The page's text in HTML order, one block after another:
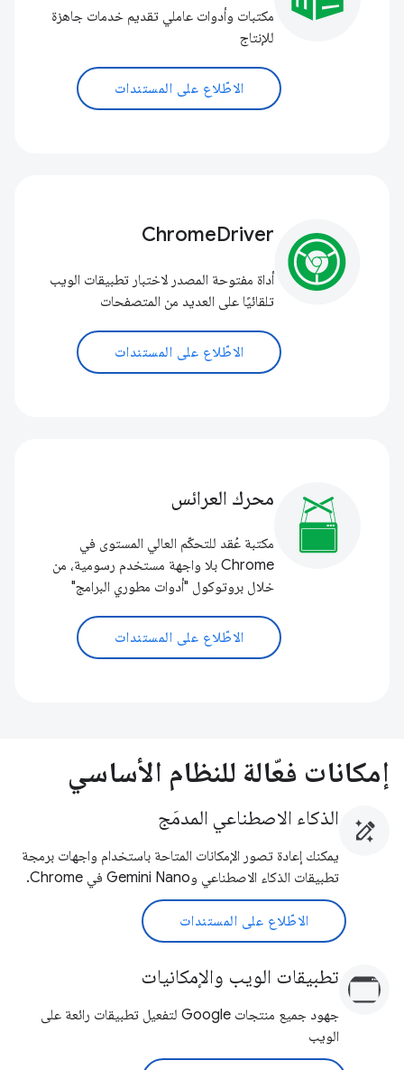
مكتبات وأدوات عاملي تقديم خدمات جاهزة
للإنتاج
الاطّلاع على المستندات
ChromeDriver
أداة مفتوحة المصدر لاختبار تطبيقات الويب
تلقائيًا على العديد من المتصفحات
الاطّلاع على المستندات
محرك العرائس
مكتبة عُقد للتحكّم العالي المستوى في
Chrome بلا واجهة مستخدم رسومية، من
خلال بروتوكول "أدوات مطوري البرامج"
الاطّلاع على المستندات
إمكانات فعّالة للنظام الأساسي
الذكاء الاصطناعي المدمَج
يمكنك إعادة تصور الإمكانات المتاحة باستخدام واجهات برمجة
تطبيقات الذكاء الاصطناعي وGemini Nano في Chrome.
الاطّلاع على المستندات
تطبيقات الويب والإمكانيات
جهود جميع منتجات Google لتفعيل تطبيقات رائعة على
الويب